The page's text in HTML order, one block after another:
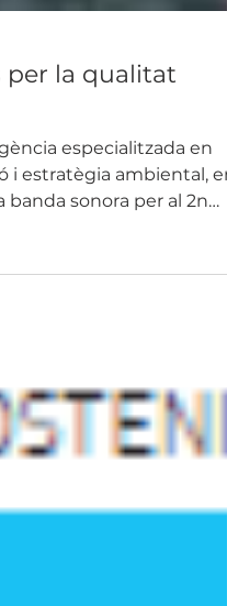
la qualitat
especialitzada en
i estratègia ambiental,
banda sonora per al 2n